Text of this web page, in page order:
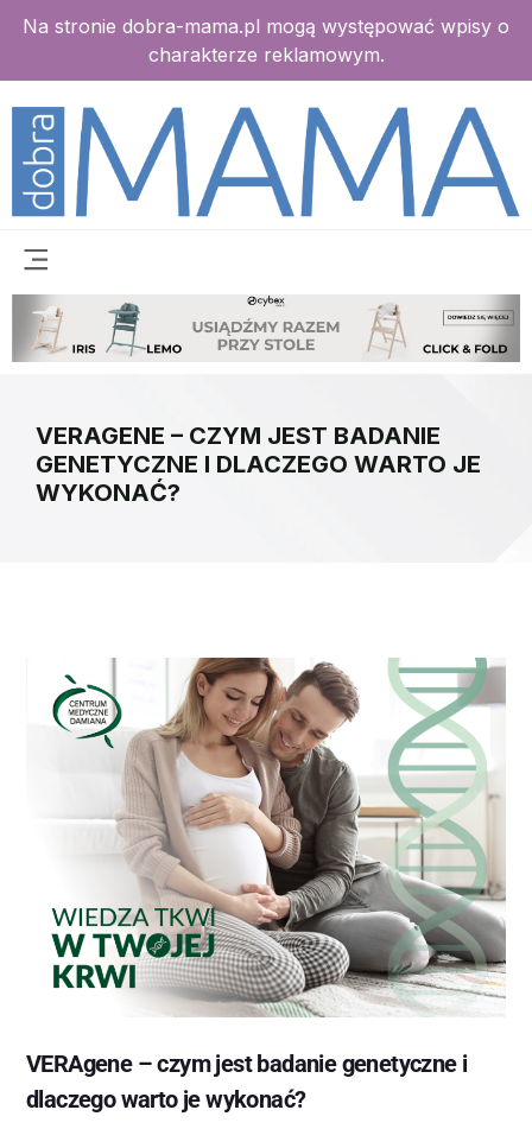
Na stronie dobra-mama.pl mogą występować wpisy o
charakterze reklamowym.
VERAGENE – CZYM JEST BADANIE
GENETYCZNE I DLACZEGO WARTO JE
WYKONAĆ?
VERAgene – czym jest badanie genetyczne i
dlaczego warto je wykonać?